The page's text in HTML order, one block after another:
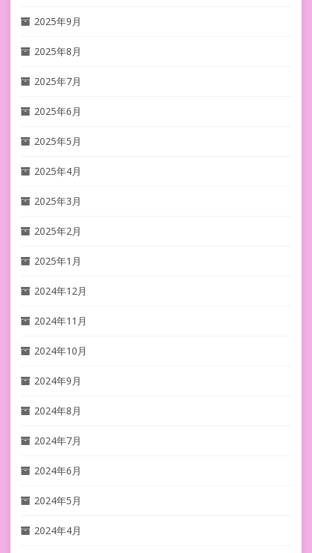
2025年9月
2025年8月
2025年7月
2025年6月
2025年5月
2025年4月
2025年3月
2025年2月
2025年1月
2024年12月
2024年11月
2024年10月
2024年9月
2024年8月
2024年7月
2024年6月
2024年5月
2024年4月